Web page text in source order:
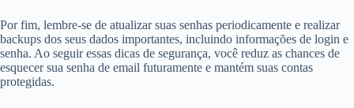
Por fim, lembre-se de atualizar suas senhas periodicamente e realizar
backups dos seus dados importantes, incluindo informações de login e
senha. Ao seguir essas dicas de segurança, você reduz as chances de
esquecer sua senha de email futuramente e mantém suas contas
protegidas.